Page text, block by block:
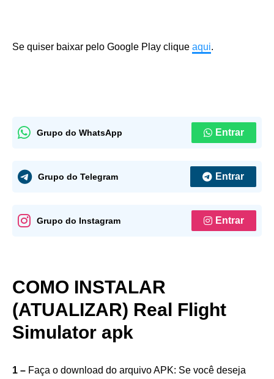
Se quiser baixar pelo Google Play clique aqui.
Grupo do WhatsApp Entrar
Grupo do Telegram Entrar
Grupo do Instagram Entrar
COMO INSTALAR
(ATUALIZAR) Real Flight
Simulator apk
1 – Faça o download do arquivo APK: Se você deseja